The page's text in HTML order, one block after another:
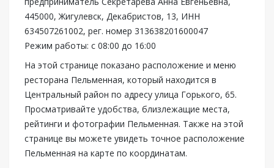
445000, Жигулевск, Декабристов, 13, ИНН
634507261002, рег. номер 313638201600047
Режим работы: с 08:00 до 16:00
На этой странице показано расположение и меню
ресторана Пельменная, который находится в
Центральный район по адресу улица Горького, 65.
Просматривайте удобства, близлежащие места,
рейтинги и фотографии Пельменная. Также на этой
странице вы можете увидеть точное расположение
Пельменная на карте по координатам.